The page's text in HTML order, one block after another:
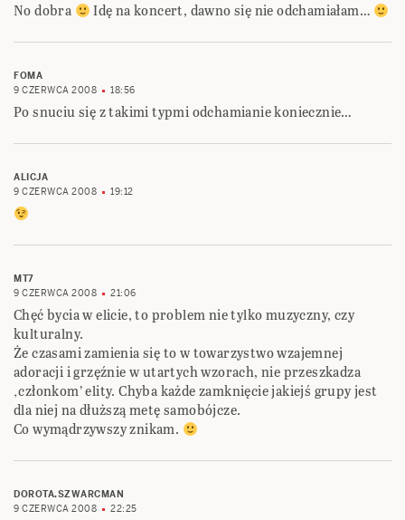
No dobra Idę na koncert, dawno się nie odchamiałam…
FOMA
9 CZERWCA 2008
18:56
Po snuciu się z takimi typmi odchamianie koniecznie…
ALICJA
9 CZERWCA 2008
19:12
MT7
9 CZERWCA 2008
21:06
Chęć bycia w elicie, to problem nie tylko muzyczny, czy
kulturalny.
Że czasami zamienia się to w towarzystwo wzajemnej
adoracji i grzęźnie w utartych wzorach, nie przeszkadza
‚członkom’ elity. Chyba każde zamknięcie jakiejś grupy jest
dla niej na dłuższą metę samobójcze.
Co wymądrzywszy znikam.
DOROTA.SZWARCMAN
9 CZERWCA 2008
22:25